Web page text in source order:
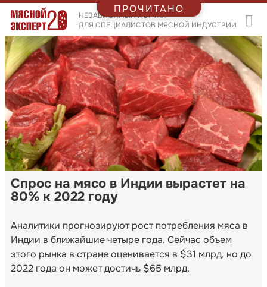
НЕЗАВИСИМЫЙ ПОРТАЛ
ДЛЯ СПЕЦИАЛИСТОВ МЯСНОЙ ИНДУСТРИИ
Спрос на мясо в Индии вырастет на
80% к 2022 году
Аналитики прогнозируют рост потребления мяса в
Индии в ближайшие четыре года. Сейчас объем
этого рынка в стране оценивается в $31 млрд, но до
2022 года он может достичь $65 млрд.
ПРОЧИТАНО